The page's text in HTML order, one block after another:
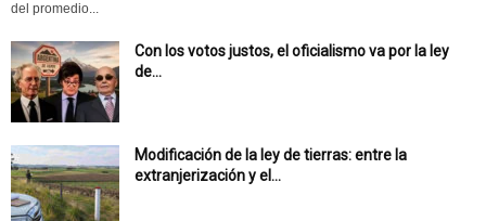
del promedio...
Con los votos justos, el oficialismo va por la ley
de...
Modificación de la ley de tierras: entre la
extranjerización y el...